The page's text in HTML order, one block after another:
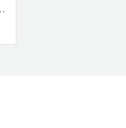
Kingdom